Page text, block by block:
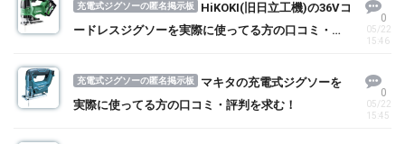
充電式ジグソーの匿名掲示板
HiKOKI(旧日立工機)の36Vコ
ードレスジグソーを実際に使ってる方の口コミ・評
0
05/22
15:46
充電式ジグソーの匿名掲示板
マキタの充電式ジグソーを
実際に使ってる方の口コミ・評判を求む！
0
05/22
15:45